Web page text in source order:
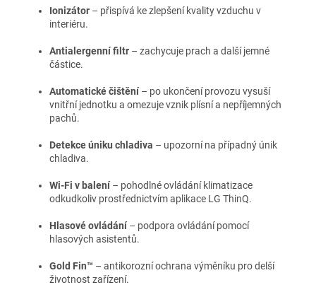
Ionizátor – přispívá ke zlepšení kvality vzduchu v
interiéru.
Antialergenní filtr – zachycuje prach a další jemné
částice.
Automatické čištění – po ukončení provozu vysuší
vnitřní jednotku a omezuje vznik plísní a nepříjemných
pachů.
Detekce úniku chladiva – upozorní na případný únik
chladiva.
Wi-Fi v balení – pohodlné ovládání klimatizace
odkudkoliv prostřednictvím aplikace LG ThinQ.
Hlasové ovládání – podpora ovládání pomocí
hlasových asistentů.
Gold Fin™ – antikorozní ochrana výměníku pro delší
životnost zařízení.